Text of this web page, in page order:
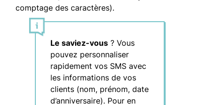
comptage des caractères).
Le saviez-vous? Vous
pouvez personnaliser
rapidement vos SMS avec
les informations de vos
clients (nom, prénom, date
d’anniversaire). Pour en